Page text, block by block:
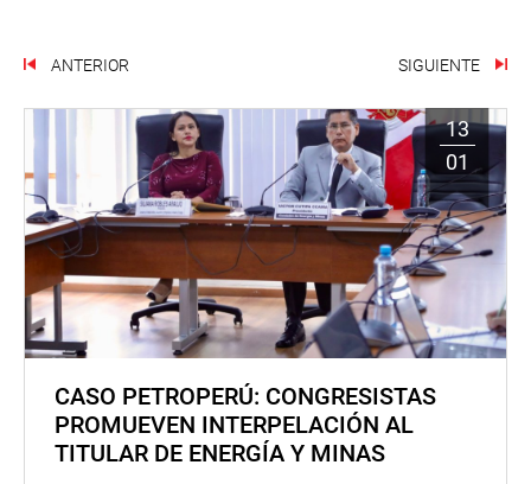
ANTERIOR SIGUIENTE
13
01
CASO PETROPERÚ: CONGRESISTAS
PROMUEVEN INTERPELACIÓN AL
TITULAR DE ENERGÍA Y MINAS